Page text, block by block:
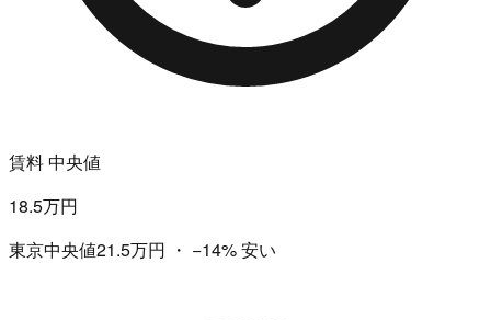
賃料 中央値
18.5万円
東京中央値21.5万円 ・ −14%安い